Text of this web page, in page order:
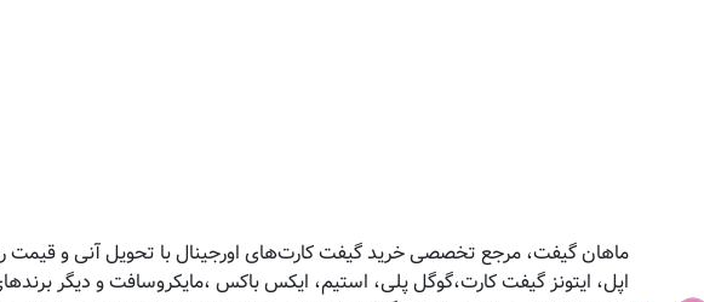
ماهان گیفت، مرجع تخصصی خرید گیفت کارت‌های اورجینال با تحویل آنی و قیمت
اپل، ایتونز گیفت کارت،گوگل پلی، استیم، ایکس باکس ،مایکروسافت و دیگر